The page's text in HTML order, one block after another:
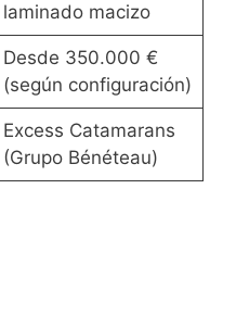
laminado macizo
Desde 350.000 €
(según configuración)
Excess Catamarans
(Grupo Bénéteau)